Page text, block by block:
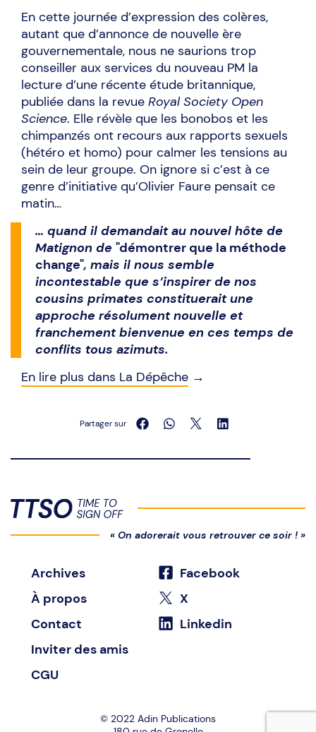
En cette journée d’expression des colères,
autant que d’annonce de nouvelle ère
gouvernementale, nous ne saurions trop
conseiller aux services du nouveau PM la
lecture d’une récente étude britannique,
publiée dans la revue Royal Society Open
Science. Elle révèle que les bonobos et les
chimpanzés ont recours aux rapports sexuels
(hétéro et homo) pour calmer les tensions au
sein de leur groupe. On ignore si c’est à ce
genre d’initiative qu’Olivier Faure pensait ce
matin…
… quand il demandait au nouvel hôte de
Matignon de "démontrer que la méthode
change", mais il nous semble
incontestable que s’inspirer de nos
cousins primates constituerait une
approche résolument nouvelle et
franchement bienvenue en ces temps de
conflits tous azimuts.
En lire plus dans La Dépêche →
Partager sur
« On adorerait vous retrouver ce soir ! »
Archives
À propos
Contact
Inviter des amis
CGU
Facebook
X
Linkedin
© 2022 Adin Publications